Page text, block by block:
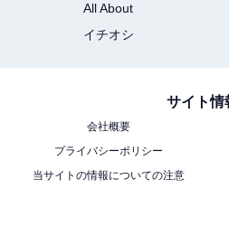
All About
イチオシ
サイト情
会社概要
プライバシーポリシー
当サイトの情報についての注意